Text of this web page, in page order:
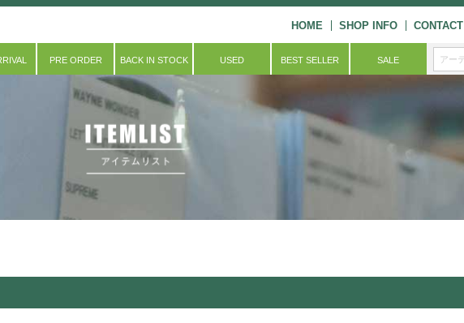
HOME SHOP INFO CONTACT
PRE ORDER BACK IN STOCK USED BEST SELLER SALE